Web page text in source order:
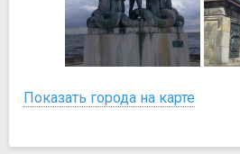
Показать города на карте